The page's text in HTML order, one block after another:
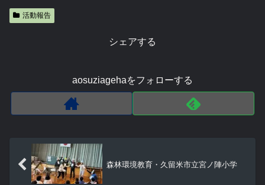
活動報告
シェアする
aosuziagehaをフォローする
森林環境教育・久留米市立宮ノ陣小学